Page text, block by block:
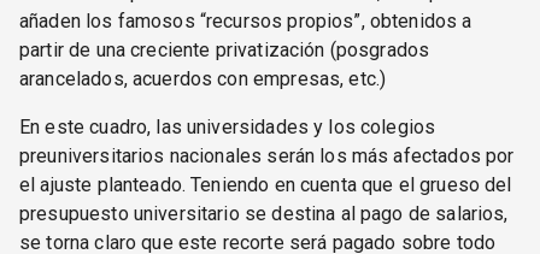
añaden los famosos “recursos propios”, obtenidos a
partir de una creciente privatización (posgrados
arancelados, acuerdos con empresas, etc.)
En este cuadro, las universidades y los colegios
preuniversitarios nacionales serán los más afectados por
el ajuste planteado. Teniendo en cuenta que el grueso del
presupuesto universitario se destina al pago de salarios,
se torna claro que este recorte será pagado sobre todo